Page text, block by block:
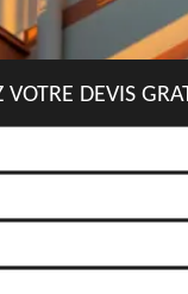
VOTRE DEVIS